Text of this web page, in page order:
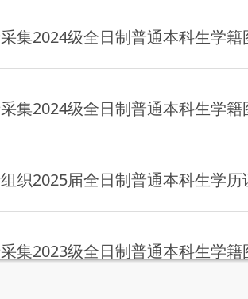
集2024级全日制普通本科生学籍
集2024级全日制普通本科生学籍
织2025届全日制普通本科生学
集2023级全日制普通本科生学籍